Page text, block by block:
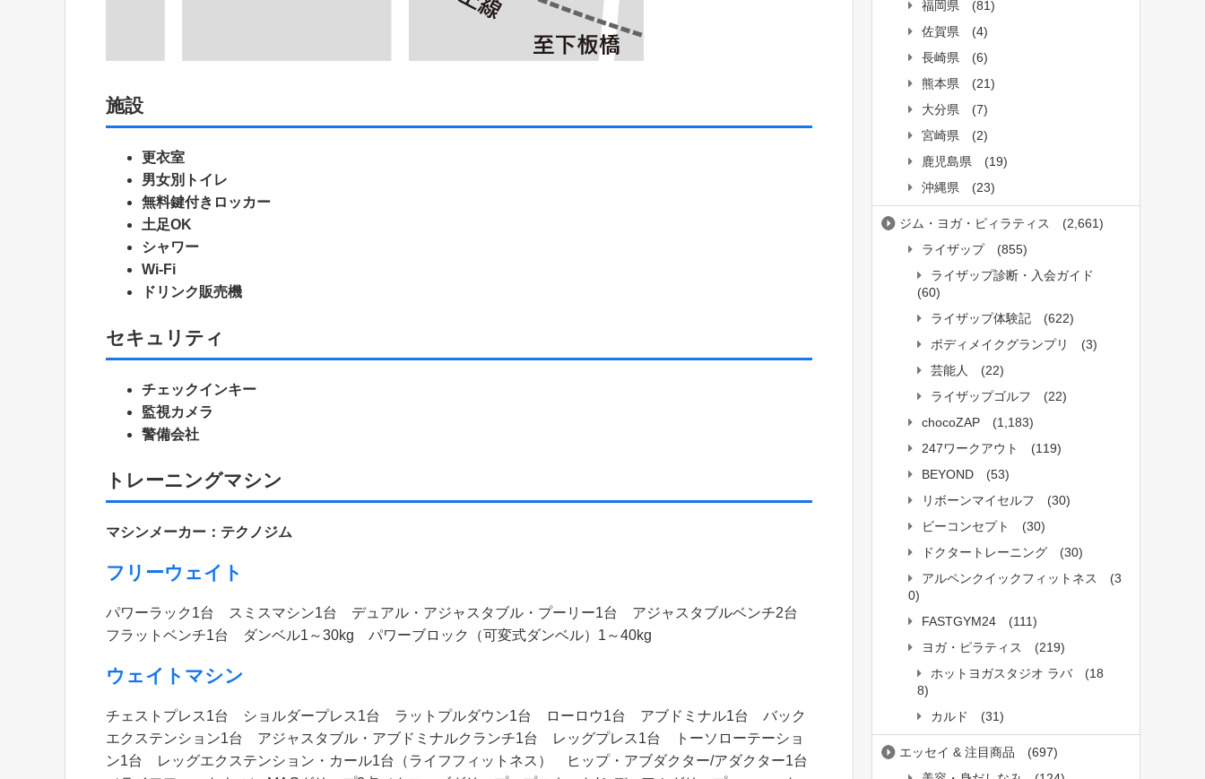
施設
更衣室
男女別トイレ
無料鍵付きロッカー
土足OK
シャワー
Wi-Fi
ドリンク販売機
セキュリティ
チェックインキー
監視カメラ
警備会社
トレーニングマシン
マシンメーカー：テクノジム
フリーウェイト
パワーラック1台 スミスマシン1台 デュアル・アジャスタブル・プーリー1台 アジャスタブルベンチ2台
フラットベンチ1台 ダンベル1～30kg パワーブロック（可変式ダンベル）1～40kg
ウェイトマシン
チェストプレス1台 ショルダープレス1台 ラットプルダウン1台 ローロウ1台 アブドミナル1台 バック
エクステンション1台 アジャスタブル・アブドミナルクランチ1台 レッグプレス1台 トーソローテーショ
ン1台 レッグエクステンション・カール1台（ライフフィットネス） ヒップ・アブダクター/アダクター1台
福岡県
(81)
佐賀県
(4)
長崎県
(6)
熊本県
(21)
大分県
(7)
宮崎県
(2)
鹿児島県
(19)
沖縄県
(23)
ジム・ヨガ・ピィラティス
(2,661)
ライザップ
(855)
ライザップ診断・入会ガイド
(60)
ライザップ体験記
(622)
ボディメイクグランプリ
(3)
芸能人
(22)
ライザップゴルフ
(22)
chocoZAP
(1,183)
247ワークアウト
(119)
BEYOND
(53)
リボーンマイセルフ
(30)
ビーコンセプト
(30)
ドクタートレーニング
(30)
アルペンクイックフィットネス
(3
0)
FASTGYM24
(111)
ヨガ・ピラティス
(219)
ホットヨガスタジオ ラバ
(18
8)
カルド
(31)
エッセイ & 注目商品
(697)